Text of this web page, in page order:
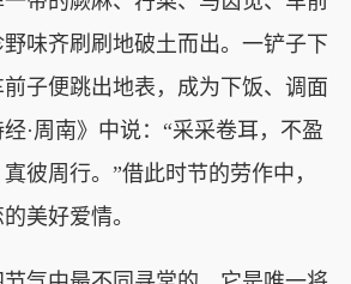
味齐刷刷地破土而出。一铲子下
子便跳出地表，成为下饭、调面
·周南》中说：“采采卷耳，不盈
彼周行。”借此时节的劳作中，
美好爱情。